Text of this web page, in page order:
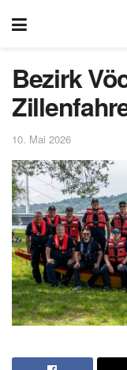
Bezirk
10. Mai 2026